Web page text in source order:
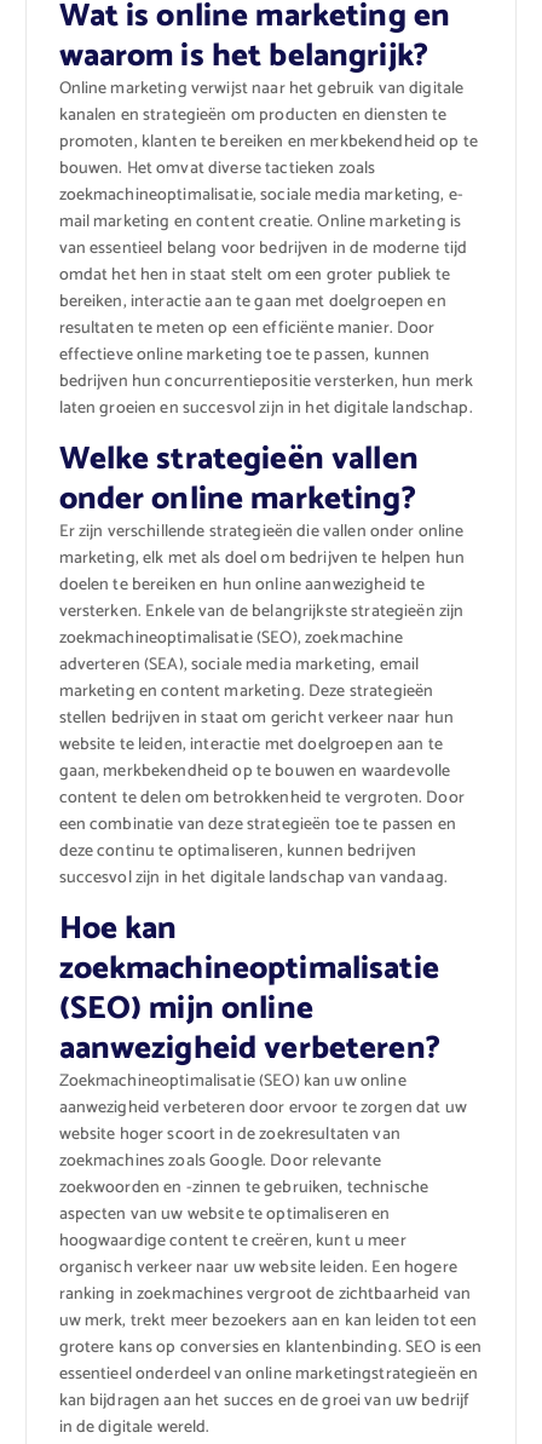
Wat is online marketing en
waarom is het belangrijk?
Online marketing verwijst naar het gebruik van digitale
kanalen en strategieën om producten en diensten te
promoten, klanten te bereiken en merkbekendheid op te
bouwen. Het omvat diverse tactieken zoals
zoekmachineoptimalisatie, sociale media marketing, e-
mail marketing en content creatie. Online marketing is
van essentieel belang voor bedrijven in de moderne tijd
omdat het hen in staat stelt om een groter publiek te
bereiken, interactie aan te gaan met doelgroepen en
resultaten te meten op een efficiënte manier. Door
effectieve online marketing toe te passen, kunnen
bedrijven hun concurrentiepositie versterken, hun merk
laten groeien en succesvol zijn in het digitale landschap.
Welke strategieën vallen
onder online marketing?
Er zijn verschillende strategieën die vallen onder online
marketing, elk met als doel om bedrijven te helpen hun
doelen te bereiken en hun online aanwezigheid te
versterken. Enkele van de belangrijkste strategieën zijn
zoekmachineoptimalisatie (SEO), zoekmachine
adverteren (SEA), sociale media marketing, email
marketing en content marketing. Deze strategieën
stellen bedrijven in staat om gericht verkeer naar hun
website te leiden, interactie met doelgroepen aan te
gaan, merkbekendheid op te bouwen en waardevolle
content te delen om betrokkenheid te vergroten. Door
een combinatie van deze strategieën toe te passen en
deze continu te optimaliseren, kunnen bedrijven
succesvol zijn in het digitale landschap van vandaag.
Hoe kan
zoekmachineoptimalisatie
(SEO) mijn online
aanwezigheid verbeteren?
Zoekmachineoptimalisatie (SEO) kan uw online
aanwezigheid verbeteren door ervoor te zorgen dat uw
website hoger scoort in de zoekresultaten van
zoekmachines zoals Google. Door relevante
zoekwoorden en -zinnen te gebruiken, technische
aspecten van uw website te optimaliseren en
hoogwaardige content te creëren, kunt u meer
organisch verkeer naar uw website leiden. Een hogere
ranking in zoekmachines vergroot de zichtbaarheid van
uw merk, trekt meer bezoekers aan en kan leiden tot een
grotere kans op conversies en klantenbinding. SEO is een
essentieel onderdeel van online marketingstrategieën en
kan bijdragen aan het succes en de groei van uw bedrijf
in de digitale wereld.